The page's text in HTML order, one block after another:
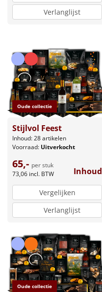
Verlanglijst
Oude collectie
Stijlvol Feest
Inhoud: 28 artikelen
Voorraad: Uitverkocht
65,- per stuk
73,06 incl. BTW Inhoud
Vergelijken
Verlanglijst
Oude collectie